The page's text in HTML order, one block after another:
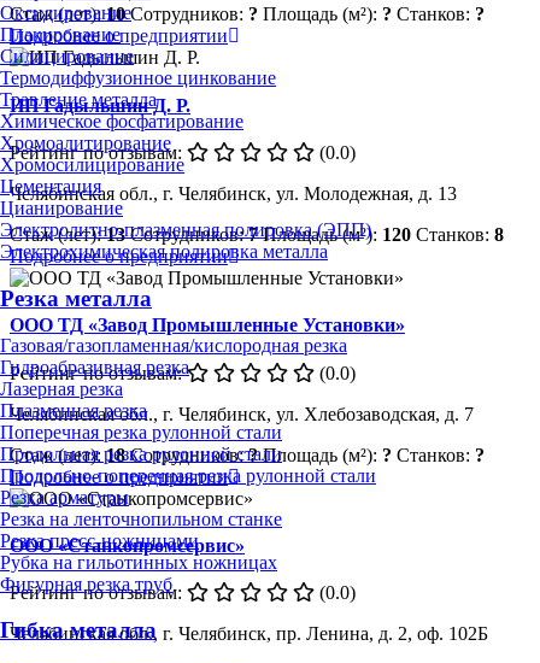
Оксидирование
Плакирование
Силицирование
Термодиффузионное цинкование
Травление металла
Химическое фосфатирование
Хромоалитирование
Хромосилицирование
Цементация
Цианирование
Электролитно-плазменная полировка (ЭПП)
Электрохимическая полировка металла
Резка металла
Газовая/газопламенная/кислородная резка
Гидроабразивная резка
Лазерная резка
Плазменная резка
Поперечная резка рулонной стали
Продольная резка рулонной стали
Продольно-поперечная резка рулонной стали
Резка арматуры
Резка на ленточнопильном станке
Резка пресс-ножницами
Рубка на гильотинных ножницах
Фигурная резка труб
Гибка металла
Стаж (лет):10 Сотрудников: ? Площадь (м²): ? Станков: ?
Подробнее о предприятии
ИП Гадыльшин Д. Р.
Рейтинг по отзывам:
(0.0)
Челябинская обл., г. Челябинск, ул. Молодежная, д. 13
Стаж (лет):13 Сотрудников:7 Площадь (м²): 120 Станков: 8
Подробнее о предприятии
ООО ТД «Завод Промышленные Установки»
Рейтинг по отзывам:
(0.0)
Челябинская обл., г. Челябинск, ул. Хлебозаводская, д. 7
Стаж (лет):18 Сотрудников:? Площадь (м²): ? Станков: ?
Подробнее о предприятии
ООО «Станкопромсервис»
Рейтинг по отзывам:
(0.0)
Челябинская обл., г. Челябинск, пр. Ленина, д. 2, оф. 102Б